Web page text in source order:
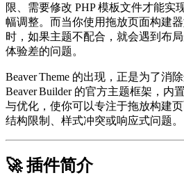
限、需要修改 PHP 模板文件才能实
幅调整。而当你使用拖放页面构建器
时，如果主题不配合，就会遇到布局
体验差的问题。
Beaver Theme 的出现，正是为了消
Beaver Builder 的官方主题框架，内
与优化，使你可以专注于拖放构建
结构限制、样式冲突或响应式问题。
🚀 插件简介